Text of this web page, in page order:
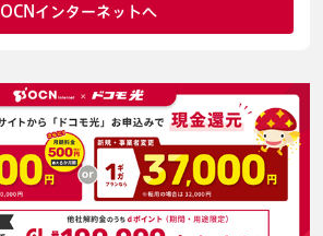
OCNインターネットへ